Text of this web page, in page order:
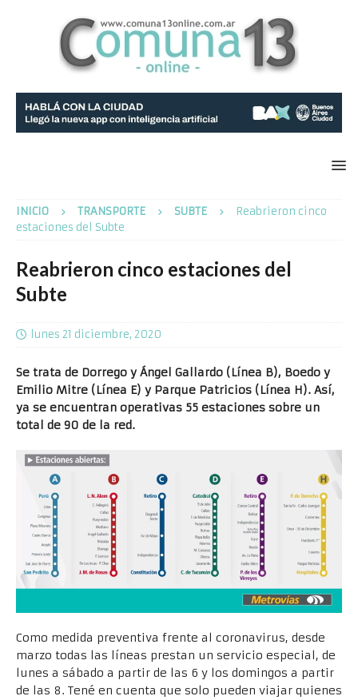
INICIO TRANSPORTE SUBTE
Reabrieron cinco
estaciones del Subte
Reabrieron cinco estaciones del
Subte
lunes 21 diciembre, 2020
Se trata de Dorrego y Ángel Gallardo (Línea B), Boedo y
Emilio Mitre (Línea E) y Parque Patricios (Línea H). Así,
ya se encuentran operativas 55 estaciones sobre un
total de 90 de la red.
Como medida preventiva frente al coronavirus, desde
marzo todas las líneas prestan un servicio especial, de
lunes a sábado a partir de las 6 y los domingos a partir
de las 8. Tené en cuenta que solo pueden viajar quienes